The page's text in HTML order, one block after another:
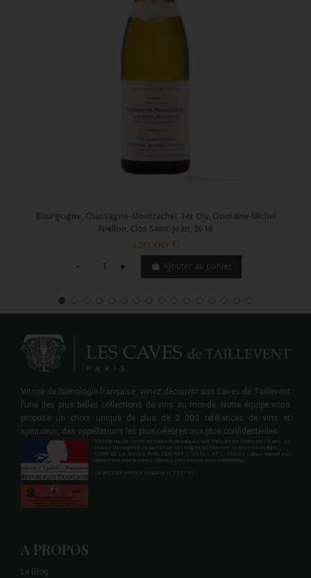
Bourgogne, Chassagne-Montrachet 1er Cru, Domaine Michel
Niellon, Clos Saint-Jean, 2018
120,00 €
Ajouter au panier
Vitrine de l’oenologie française, venez découvrir aux Caves de Taillevent
l’une des plus belles collections de vins au monde. Notre équipe vous
propose un choix unique de plus de 2 000 références de vins et
spiritueux, des appellations les plus célèbres aux plus confidentielles.
Interdiction de vente de boisson alcooliques aux mineurs de moins de 18 ans. La
preuve de majorité de l'acheteur est exigée au moment de la vente en ligne.
CODE DE LA SANTE PUBLIQUE ART. L 3342-1 ET L. 3353-3 L'abus d'alcool est
dangereux pour la santé. Sachez consommer avec modération.
Licence de vente à emporter n°131110.
A PROPOS
Le Blog